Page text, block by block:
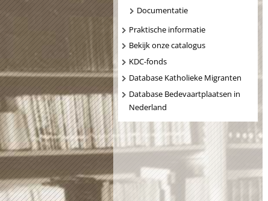
Documentatie
Praktische informatie
Bekijk onze catalogus
KDC-fonds
Database Katholieke Migranten
Database Bedevaartplaatsen in
Nederland